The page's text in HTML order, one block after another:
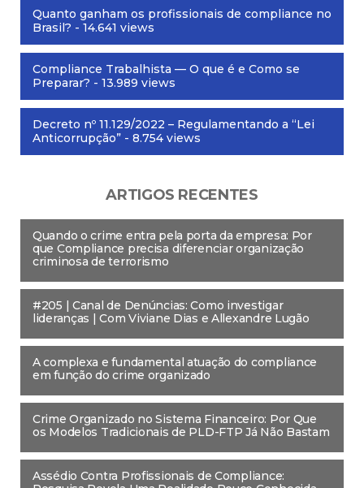
Quanto ganham os profissionais de compliance no
Brasil? - 14.641 views
Compliance Trabalhista — O que é e Como se
Preparar? - 13.989 views
Decreto nº 11.129/2022 – Regulamentando a “Lei
Anticorrupção” - 8.754 views
ARTIGOS RECENTES
Quando o crime entra pela porta da empresa: Por
que Compliance precisa diferenciar organização
criminosa de terrorismo
#205 | Canal de Denúncias: Como investigar
lideranças | Com Viviane Dias e Allexandre Lugão
A complexa e fundamental atuação do compliance
em função do crime organizado
Crime Organizado no Sistema Financeiro: Por Que
os Modelos Tradicionais de PLD-FTP Já Não Bastam
Assédio Contra Profissionais de Compliance: